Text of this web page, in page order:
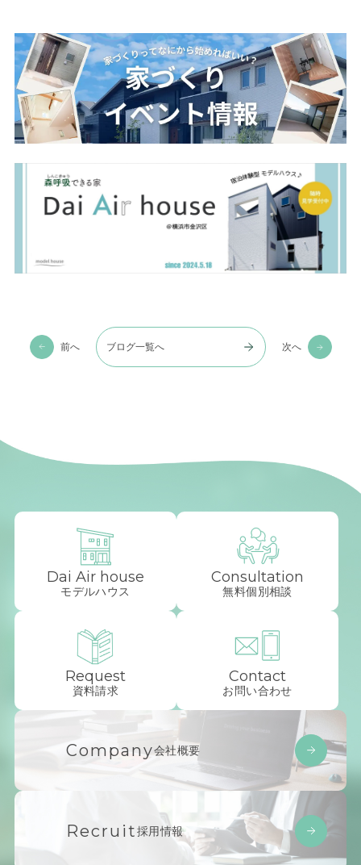
前へ ブログ一覧へ 次へ
Dai Air house
モデルハウス
Consultation
無料個別相談
Request
資料請求
Contact
お問い合わせ
Company会社概要
Recruit採用情報